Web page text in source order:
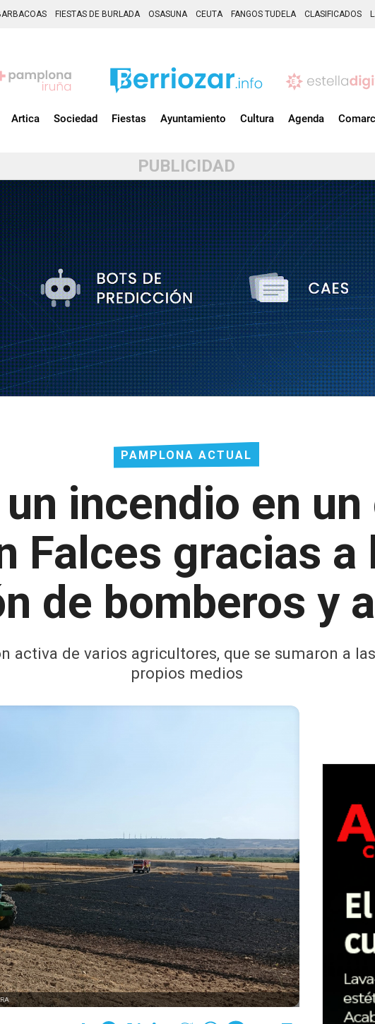
FIESTAS DE BURLADA OSASUNA CEUTA FANGOS TUDELA CLASIFICADOS
Artica Sociedad Fiestas Ayuntamiento Cultura Agenda
PUBLICIDAD
PAMPLONA ACTUAL
incendio en un
Falces gracias a
de bomberos y
activa de varios agricultores, que se sumaron a
propios medios